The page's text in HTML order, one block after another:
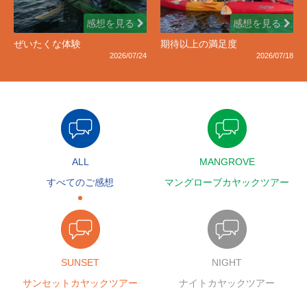
感想を見る
ぜいたくな体験
2026/07/24
感想を見る
期待以上の満足度
2026/07/18
ALL
すべてのご感想
MANGROVE
マングローブカヤックツアー
SUNSET
サンセットカヤックツアー
NIGHT
ナイトカヤックツアー